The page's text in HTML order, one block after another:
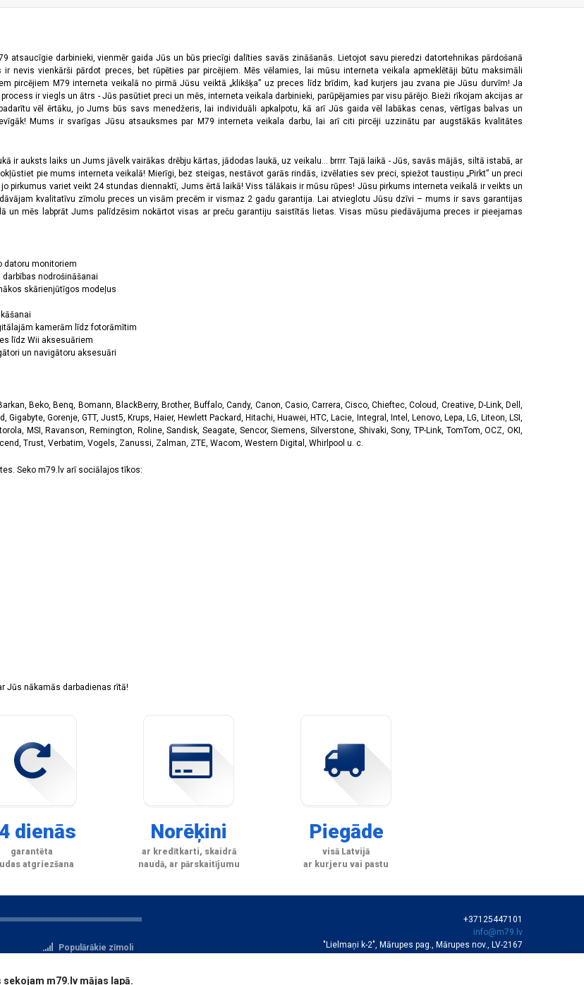
atsaucīgie darbinieki, vienmēr gaida Jūs un būs priecīgi dalīties savās zināšanās. Lietojot savu pieredzi datortehnikas pārdošanā
nevis vienkārši pārdot preces, bet rūpēties par pircējiem. Mēs vēlamies, lai mūsu interneta veikala apmeklētāji būtu maksimāli
pircējiem M79 interneta veikalā no pirmā Jūsu veiktā „klikšķa” uz preces līdz brīdim, kad kurjers jau zvana pie Jūsu durvīm! Ja
ir viegls un ātrs - Jūs pasūtiet preci un mēs, interneta veikala darbinieki, parūpējamies par visu pārējo. Bieži rīkojam akcijas ar
vēl ērtāku, jo Jums būs savs menedžeris, lai individuāli apkalpotu, kā arī Jūs gaida vēl labākas cenas, vērtīgas balvas un
Mums ir svarīgas Jūsu atsauksmes par M79 interneta veikala darbu, lai arī citi pircēji uzzinātu par augstākās kvalitātes
ir auksts laiks un Jums jāvelk vairākas drēbju kārtas, jādodas laukā, uz veikalu... brrrr. Tajā laikā - Jūs, savās mājās, siltā istabā, ar
pie mums interneta veikalā! Mierīgi, bez steigas, nestāvot garās rindās, izvēlaties sev preci, spiežot taustiņu „Pirkt” un preci
pirkumus variet veikt 24 stundas diennaktī, Jums ērtā laikā! Viss tālākais ir mūsu rūpes! Jūsu pirkums interneta veikalā ir veikts un
kvalitatīvu zīmolu preces un visām precēm ir vismaz 2 gadu garantija. Lai atvieglotu Jūsu dzīvi – mums ir savs garantijas
un mēs labprāt Jums palīdzēsim nokārtot visas ar preču garantiju saistītās lietas. Visas mūsu piedāvājuma preces ir pieejamas
datoru monitoriem
nodrošināšanai
skārienjūtīgos modeļus
kamerām līdz fotorāmītim
līdz Wii aksesuāriem
un navigātoru aksesuāri
Beko, Benq, Bomann, BlackBerry, Brother, Buffalo, Candy, Canon, Casio, Carrera, Cisco, Chieftec, Coloud, Creative, D-Link, Dell,
Gorenje, GTT, Just5, Krups, Haier, Hewlett Packard, Hitachi, Huawei, HTC, Lacie, Integral, Intel, Lenovo, Lepa, LG, Liteon, LSI,
MSI, Ravanson, Remington, Roline, Sandisk, Seagate, Sencor, Siemens, Silverstone, Shivaki, Sony, TP-Link, TomTom, OCZ, OKI,
Trust, Verbatim, Vogels, Zanussi, Zalman, ZTE, Wacom, Western Digital, Whirlpool u. c.
Seko m79.lv arī sociālajos tīkos:
Jūs nākamās darbadienas rītā!
dienās
garantēta
atgriezšana
Norēķini
ar kredītkarti, skaidrā
naudā, ar pārskaitījumu
Piegāde
visā Latvijā
ar kurjeru vai pastu
Populārākie zīmoli
Reģistrācija
+37125447101
info@m79.lv
"Lielmaņi k-2", Mārupes pag., Mārupes nov., LV-2167
m79.lv mājas lapā.